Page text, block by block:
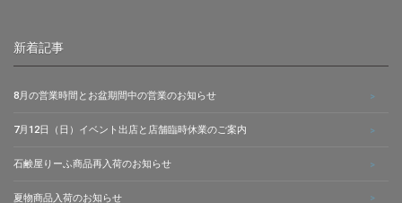
新着記事
8月の営業時間とお盆期間中の営業のお知らせ
7月12日（日）イベント出店と店舗臨時休業のご案内
石鹸屋りーふ商品再入荷のお知らせ
夏物商品入荷のお知らせ